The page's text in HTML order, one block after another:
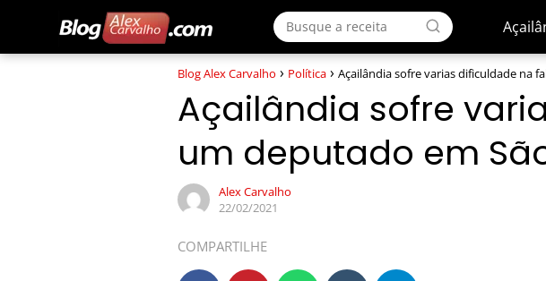
Blog Alex Carvalho Política Açailândia sofre varias dificuldade na
Açailândia sofre
um deputado em
Alex Carvalho
22/02/2021
COMPARTILHE